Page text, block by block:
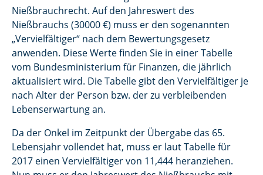
Nießbrauchrecht. Auf den Jahreswert des
Nießbrauchs (30000 €) muss er den sogenannten
„Vervielfältiger“ nach dem Bewertungsgesetz
anwenden. Diese Werte finden Sie in einer Tabelle
vom Bundesministerium für Finanzen, die jährlich
aktualisiert wird. Die Tabelle gibt den Vervielfältiger je
nach Alter der Person bzw. der zu verbleibenden
Lebenserwartung an.
Da der Onkel im Zeitpunkt der Übergabe das 65.
Lebensjahr vollendet hat, muss er laut Tabelle für
2017 einen Vervielfältiger von 11,444 heranziehen.